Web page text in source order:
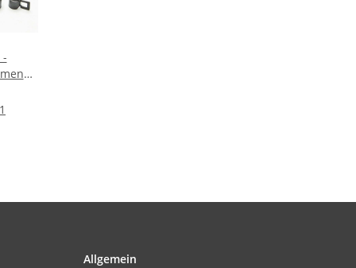
-
Allgemein